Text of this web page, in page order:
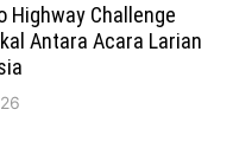
Highway Challenge
Antara Acara Larian